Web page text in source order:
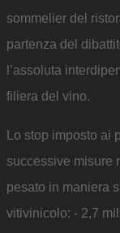
sommelier del
partenza del
l’assoluta
filiera del vino.
Lo stop imposto
successive misure
pesato in maniera
vitivinicolo: - 2,7